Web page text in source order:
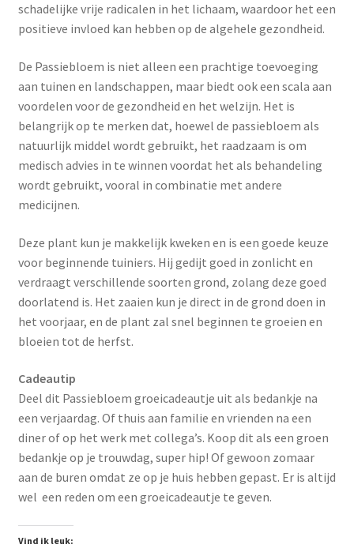
schadelijke vrije radicalen in het lichaam, waardoor het een
positieve invloed kan hebben op de algehele gezondheid.
De Passiebloem is niet alleen een prachtige toevoeging
aan tuinen en landschappen, maar biedt ook een scala aan
voordelen voor de gezondheid en het welzijn. Het is
belangrijk op te merken dat, hoewel de passiebloem als
natuurlijk middel wordt gebruikt, het raadzaam is om
medisch advies in te winnen voordat het als behandeling
wordt gebruikt, vooral in combinatie met andere
medicijnen.
Deze plant kun je makkelijk kweken en is een goede keuze
voor beginnende tuiniers. Hij gedijt goed in zonlicht en
verdraagt verschillende soorten grond, zolang deze goed
doorlatend is. Het zaaien kun je direct in de grond doen in
het voorjaar, en de plant zal snel beginnen te groeien en
bloeien tot de herfst.
Cadeautip
Deel dit Passiebloem groeicadeautje uit als bedankje na
een verjaardag. Of thuis aan familie en vrienden na een
diner of op het werk met collega’s. Koop dit als een groen
bedankje op je trouwdag, super hip! Of gewoon zomaar
aan de buren omdat ze op je huis hebben gepast. Er is altijd
wel een reden om een groeicadeautje te geven.
Vind ik leuk: